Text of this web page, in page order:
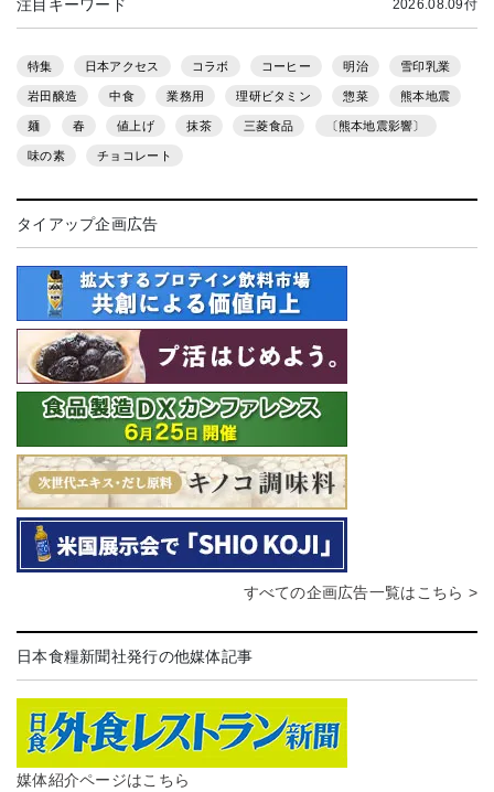
注目キーワード 2026.08.09付
特集 日本アクセス コラボ コーヒー 明治 雪印乳業
岩田醸造 中食 業務用 理研ビタミン 惣菜 熊本地震
麺 春 値上げ 抹茶 三菱食品 〔熊本地震影響〕
味の素 チョコレート
タイアップ企画広告
すべての企画広告一覧はこちら >
日本食糧新聞社発行の他媒体記事
媒体紹介ページはこちら